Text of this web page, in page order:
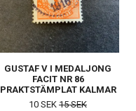
GUSTAF V I MEDALJONG
FACIT NR 86
PRAKTSTÄMPLAT KALMAR
10 SEK 15 SEK